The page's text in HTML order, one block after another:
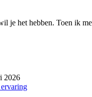
je het hebben. Toen ik
2026